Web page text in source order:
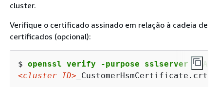
cluster.
Verifique o certificado assinado em relação à cadeia de
certificados (opcional):
$ openssl verify -purpose sslserver -
<cluster ID> _CustomerHsmCertificate.crt: